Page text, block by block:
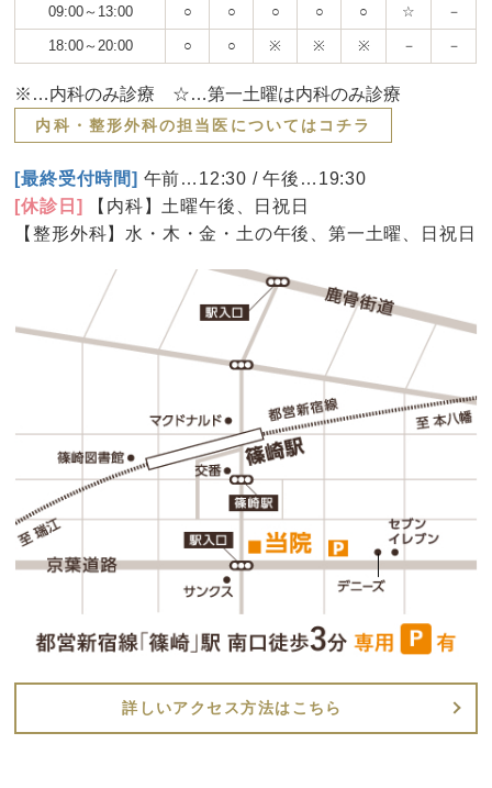
09:00～13:00 ○ ○ ○ ○ ○ ☆ －
18:00～20:00 ○ ○ ※ ※ ※ － －
※…内科のみ診療 ☆…第一土曜は内科のみ診療
内科・整形外科の担当医についてはコチラ
[最終受付時間] 午前…12:30 / 午後…19:30
[休診日]
【内科】土曜午後、日祝日
【整形外科】水・木・金・土の午後、第一土曜、日祝日
詳しいアクセス方法はこちら